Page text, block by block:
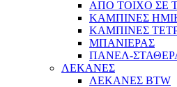
ΑΠΟ ΤΟΙΧΟ ΣΕ
ΚΑΜΠΙΝΕΣ
ΚΑΜΠΙΝΕΣ
ΜΠΑΝΙΕΡΑΣ
ΠΑΝΕΛ-
ΛΕΚΑΝΕΣ
ΛΕΚΑΝΕΣ BTW